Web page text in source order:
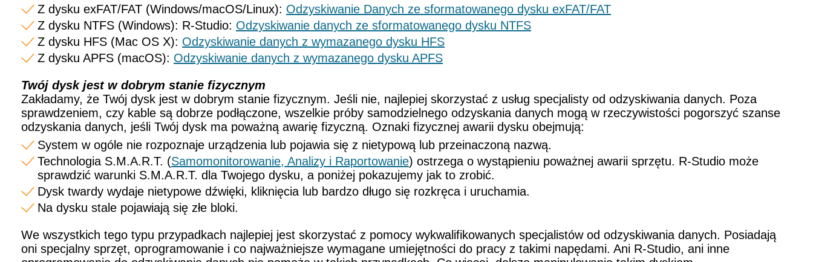
Z dysku exFAT/FAT (Windows/macOS/Linux): Odzyskiwanie Danych ze sformatowanego dysku exFAT/FAT
Z dysku NTFS (Windows): R-Studio: Odzyskiwanie danych ze sformatowanego dysku NTFS
Z dysku HFS (Mac OS X): Odzyskiwanie danych z wymazanego dysku HFS
Z dysku APFS (macOS): Odzyskiwanie danych z wymazanego dysku APFS
Twój dysk jest w dobrym stanie fizycznym
Zakładamy, że Twój dysk jest w dobrym stanie fizycznym. Jeśli nie, najlepiej skorzystać z usług specjalisty od odzyskiwania danych. Poza
sprawdzeniem, czy kable są dobrze podłączone, wszelkie próby samodzielnego odzyskania danych mogą w rzeczywistości pogorszyć szanse
odzyskania danych, jeśli Twój dysk ma poważną awarię fizyczną. Oznaki fizycznej awarii dysku obejmują:
System w ogóle nie rozpoznaje urządzenia lub pojawia się z nietypową lub przeinaczoną nazwą.
Technologia S.M.A.R.T. (Samomonitorowanie, Analizy i Raportowanie) ostrzega o wystąpieniu poważnej awarii sprzętu. R-Studio może
sprawdzić warunki S.M.A.R.T. dla Twojego dysku, a poniżej pokazujemy jak to zrobić.
Dysk twardy wydaje nietypowe dźwięki, kliknięcia lub bardzo długo się rozkręca i uruchamia.
Na dysku stale pojawiają się złe bloki.
We wszystkich tego typu przypadkach najlepiej jest skorzystać z pomocy wykwalifikowanych specjalistów od odzyskiwania danych. Posiadają
oni specjalny sprzęt, oprogramowanie i co najważniejsze wymagane umiejętności do pracy z takimi napędami. Ani R-Studio, ani inne